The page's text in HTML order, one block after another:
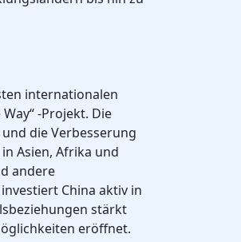
internationalen
-Projekt. Die
die Verbesserung
Asien, Afrika und
andere
China aktiv in
stärkt
eröffnet.